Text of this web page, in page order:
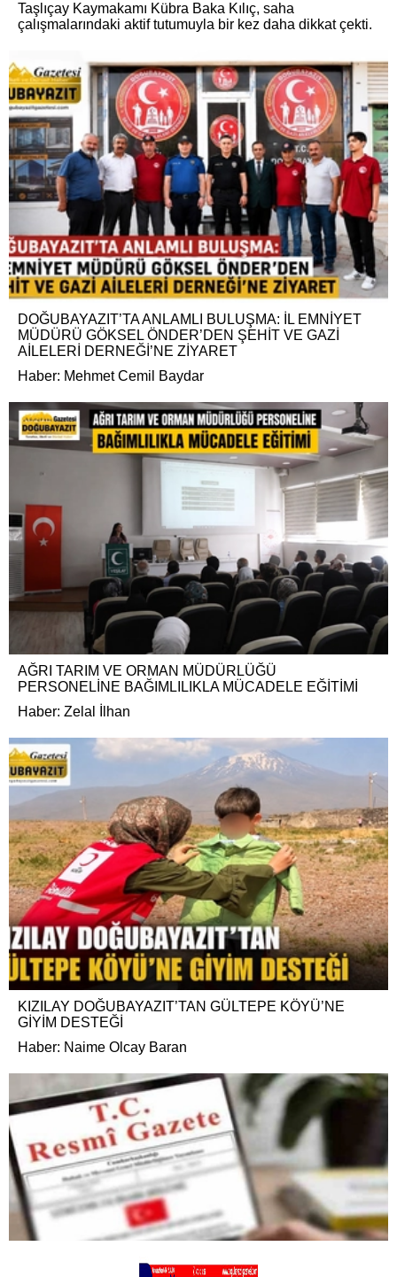
Taşlıçay Kaymakamı Kübra Baka Kılıç, saha
çalışmalarındaki aktif tutumuyla bir kez daha dikkat çekti.
DOĞUBAYAZIT’TA ANLAMLI BULUŞMA: İL EMNİYET
MÜDÜRÜ GÖKSEL ÖNDER’DEN ŞEHİT VE GAZİ
AİLELERİ DERNEĞİ’NE ZİYARET
Haber: Mehmet Cemil Baydar
AĞRI TARIM VE ORMAN MÜDÜRLÜĞÜ
PERSONELİNE BAĞIMLILIKLA MÜCADELE EĞİTİMİ
Haber: Zelal İlhan
KIZILAY DOĞUBAYAZIT’TAN GÜLTEPE KÖYÜ’NE
GİYİM DESTEĞİ
Haber: Naime Olcay Baran